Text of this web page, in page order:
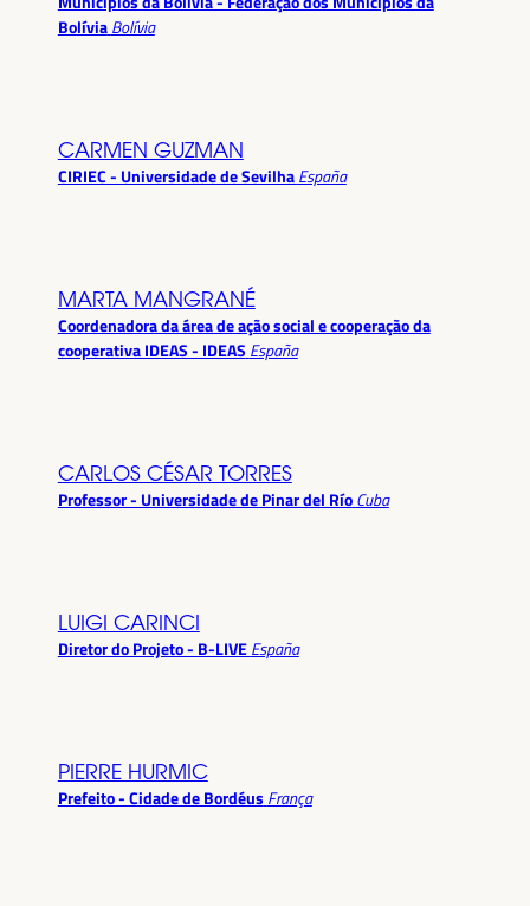
Bolívia Bolívia
CARMEN GUZMAN
CIRIEC - Universidade de Sevilha España
MARTA MANGRANÉ
Coordenadora da área de ação social e cooperação da
cooperativa IDEAS - IDEAS España
CARLOS CÉSAR TORRES
Professor - Universidade de Pinar del Río Cuba
LUIGI CARINCI
Diretor do Projeto - B-LIVE España
PIERRE HURMIC
Prefeito - Cidade de Bordéus França